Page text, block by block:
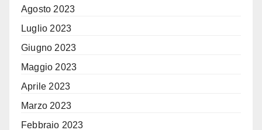
Agosto 2023
Luglio 2023
Giugno 2023
Maggio 2023
Aprile 2023
Marzo 2023
Febbraio 2023